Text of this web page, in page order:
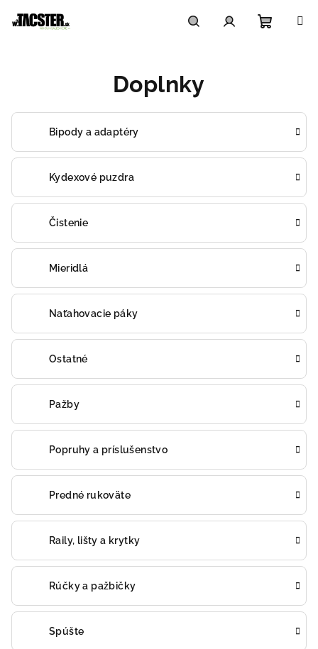
Doplnky
Bipody a adaptéry
Kydexové puzdra
Čistenie
Mieridlá
Naťahovacie páky
Ostatné
Pažby
Popruhy a príslušenstvo
Predné rukoväte
Raily, lišty a krytky
Rúčky a pažbičky
Spúšte